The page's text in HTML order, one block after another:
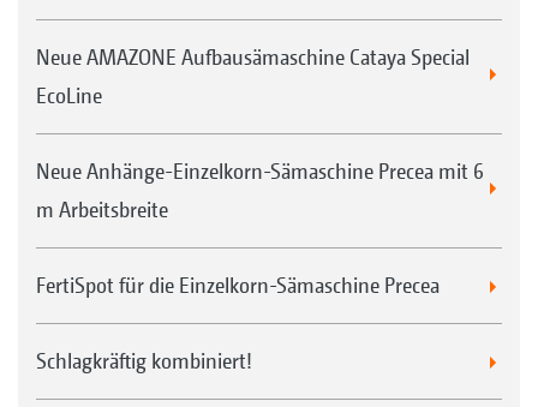
Neue AMAZONE Aufbausämaschine Cataya Special
EcoLine
Neue Anhänge-Einzelkorn-Sämaschine Precea mit 6
m Arbeitsbreite
FertiSpot für die Einzelkorn-Sämaschine Precea
Schlagkräftig kombiniert!